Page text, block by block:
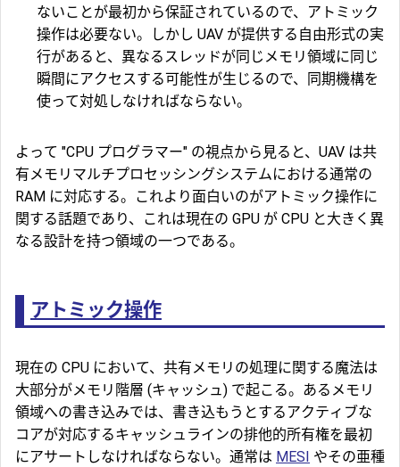
ないことが最初から保証されているので、アトミック
操作は必要ない。しかし UAV が提供する自由形式の実
行があると、異なるスレッドが同じメモリ領域に同じ
瞬間にアクセスする可能性が生じるので、同期機構を
使って対処しなければならない。
よって "CPU プログラマー" の視点から見ると、UAV は共
有メモリマルチプロセッシングシステムにおける通常の
RAM に対応する。これより面白いのがアトミック操作に
関する話題であり、これは現在の GPU が CPU と大きく異
なる設計を持つ領域の一つである。
アトミック操作
現在の CPU において、共有メモリの処理に関する魔法は
大部分がメモリ階層 (キャッシュ) で起こる。あるメモリ
領域への書き込みでは、書き込もうとするアクティブな
コアが対応するキャッシュラインの排他的所有権を最初
にアサートしなければならない。通常は MESI やその亜種